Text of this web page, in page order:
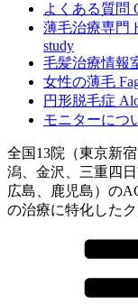
よくある質問
薄毛治療専門
study
毛髪治療情報
女性の薄毛
円形脱毛症
モニターにつ
全国13院（東京新
潟、金沢、三重四
広島、鹿児島）の
の治療に特化した